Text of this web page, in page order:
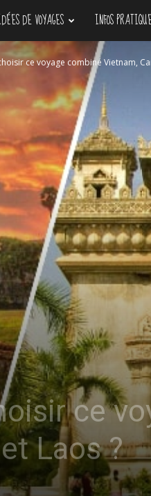
DE VOYAGES INFOS
ce voyage combiné Vietnam,
ce
Laos ?